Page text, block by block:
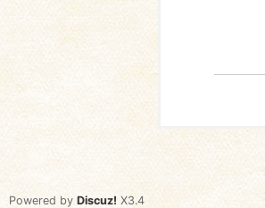
Powered by Discuz! X3.4